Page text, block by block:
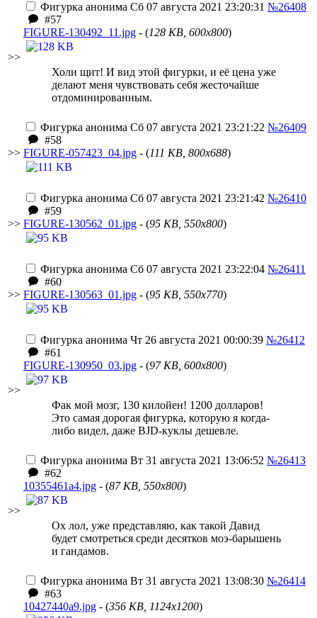
>>
Фигурка анонима Сб 07 августа 2021 23:20:31 №26408
#57
FIGURE-130492_11.jpg - (128 KB, 600x800)
Холи щит! И вид этой фигурки, и её цена уже
делают меня чувствовать себя жесточайше
отдоминированным.
>>
Фигурка анонима Сб 07 августа 2021 23:21:22 №26409
#58
FIGURE-057423_04.jpg - (111 KB, 800x688)
>>
Фигурка анонима Сб 07 августа 2021 23:21:42 №26410
#59
FIGURE-130562_01.jpg - (95 KB, 550x800)
>>
Фигурка анонима Сб 07 августа 2021 23:22:04 №26411
#60
FIGURE-130563_01.jpg - (95 KB, 550x770)
>>
Фигурка анонима Чт 26 августа 2021 00:00:39 №26412
#61
FIGURE-130950_03.jpg - (97 KB, 600x800)
Фак мой мозг, 130 килойен! 1200 долларов!
Это самая дорогая фигурка, которую я когда-
либо видел, даже BJD-куклы дешевле.
>>
Фигурка анонима Вт 31 августа 2021 13:06:52 №26413
#62
10355461a4.jpg - (87 KB, 550x800)
Ох лол, уже представляю, как такой Давид
будет смотреться среди десятков моэ-барышень
и гандамов.
Фигурка анонима Вт 31 августа 2021 13:08:30 №26414
#63
10427440a9.jpg - (356 KB, 1124x1200)